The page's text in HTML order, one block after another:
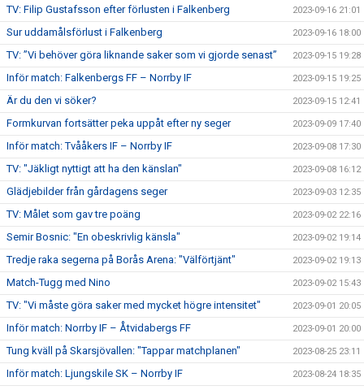
TV: Filip Gustafsson efter förlusten i Falkenberg 2023-09-16 21:01
Sur uddamålsförlust i Falkenberg 2023-09-16 18:00
TV: ”Vi behöver göra liknande saker som vi gjorde senast” 2023-09-15 19:28
Inför match: Falkenbergs FF – Norrby IF 2023-09-15 19:25
Är du den vi söker? 2023-09-15 12:41
Formkurvan fortsätter peka uppåt efter ny seger 2023-09-09 17:40
Inför match: Tvååkers IF – Norrby IF 2023-09-08 17:30
TV: "Jäkligt nyttigt att ha den känslan" 2023-09-08 16:12
Glädjebilder från gårdagens seger 2023-09-03 12:35
TV: Målet som gav tre poäng 2023-09-02 22:16
Semir Bosnic: "En obeskrivlig känsla" 2023-09-02 19:14
Tredje raka segerna på Borås Arena: "Välförtjänt" 2023-09-02 19:13
Match-Tugg med Nino 2023-09-02 15:43
TV: "Vi måste göra saker med mycket högre intensitet" 2023-09-01 20:05
Inför match: Norrby IF – Åtvidabergs FF 2023-09-01 20:00
Tung kväll på Skarsjövallen: "Tappar matchplanen" 2023-08-25 23:11
Inför match: Ljungskile SK – Norrby IF 2023-08-24 18:35